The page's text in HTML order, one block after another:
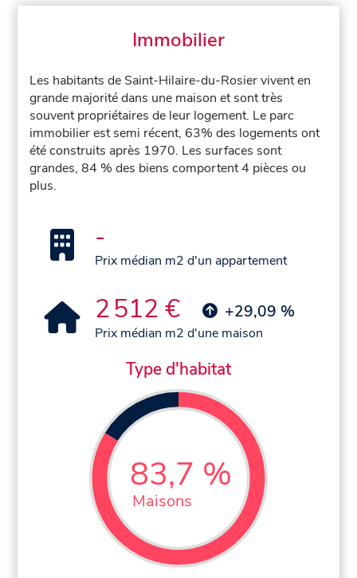
Immobilier
Les habitants de Saint-Hilaire-du-Rosier vivent en
grande majorité dans une maison et sont très
souvent propriétaires de leur logement. Le parc
immobilier est semi récent, 63% des logements ont
été construits après 1970. Les surfaces sont
grandes, 84 % des biens comportent 4 pièces ou
plus.
-
Prix médian m2 d'un appartement
2 512 € +29,09 %
Prix médian m2 d'une maison
Type d'habitat
83,7 %
Maisons